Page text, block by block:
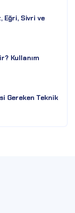
Eğri, Sivri ve
Kullanım
Gereken Teknik